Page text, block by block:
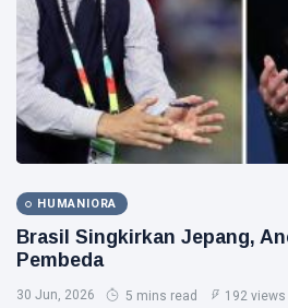
HUMANIORA
Brasil Singkirkan Jepang,
Pembeda
30 Jun, 2026 5 mins read 192 views